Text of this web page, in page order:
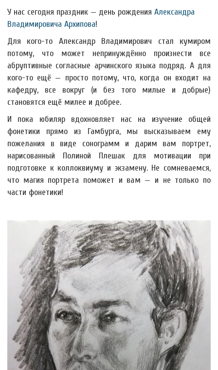
У нас сегодня праздник — день рождения Александра
Владимировича Архипова!
Для кого-то Александр Владимирович стал кумиром
потому, что может непринуждённо произнести все
абруптивные согласные арчинского языка подряд. А для
кого-то ещё — просто потому, что, когда он входит на
кафедру, все вокруг (и без того милые и добрые)
становятся ещё милее и добрее.
И пока юбиляр вдохновляет нас на изучение общей
фонетики прямо из Гамбурга, мы высказываем ему
пожелания в виде сонограмм и дарим вам портрет,
нарисованный Полиной Плешак для мотивации при
подготовке к коллоквиуму и экзамену. Не сомневаемся,
что магия портрета поможет и вам — и не только по
части фонетики!